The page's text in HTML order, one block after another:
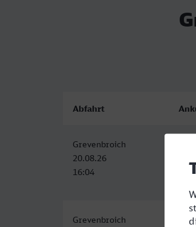
Abfahrt
Grevenbroich
20.08.26
16:04
Grevenbroich